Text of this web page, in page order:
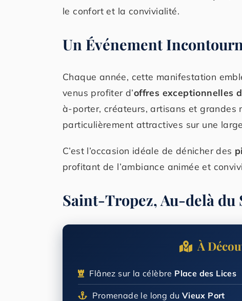
le confort et la convivialité.
Un Événement
Chaque année, cette manifestation
venus profiter d’offres exceptionnelles
à-porter, créateurs, artisans et grandes
particulièrement attractives sur une
C’est l’occasion idéale de dénicher des
profitant de l’ambiance animée et
Saint-Tropez, Au-delà du
À
Flânez sur la célèbre Place des Lices
Promenade le long du Vieux Port